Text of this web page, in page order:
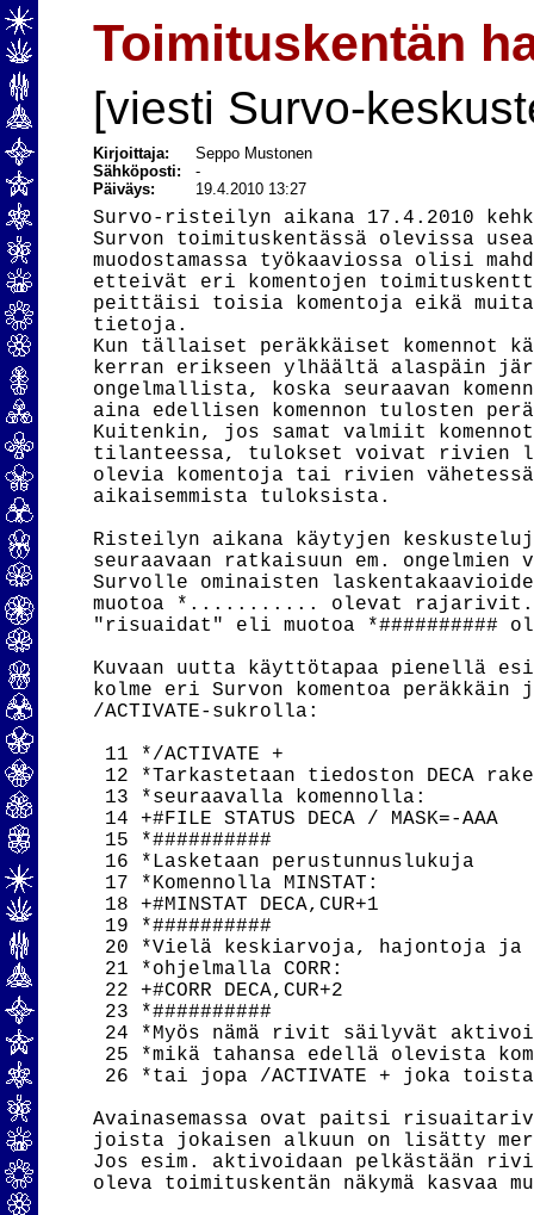
Toimituskentän
[viesti Survo-
Kirjoittaja:
Seppo Mustonen
Sähköposti:-
Päiväys:
19.4.2010 13:27
Survo-risteilyn aikana 17.4.2010
Survon toimituskentässä olevissa
muodostamassa työkaaviossa olisi
etteivät eri komentojen
peittäisi toisia komentoja eikä
tietoja.
Kun tällaiset peräkkäiset komennot
kerran erikseen ylhäältä alaspäin
ongelmallista, koska seuraavan
aina edellisen komennon tulosten
Kuitenkin, jos samat valmiit
tilanteessa, tulokset voivat rivien
olevia komentoja tai rivien
aikaisemmista tuloksista.
Risteilyn aikana käytyjen
seuraavaan ratkaisuun em.
Survolle ominaisten
muotoa *........... olevat rajarivit.
"risuaidat" eli muotoa *##########
Kuvaan uutta käyttötapaa pienellä
kolme eri Survon komentoa
/ACTIVATE-sukrolla:
11 */ACTIVATE +
12 *Tarkastetaan tiedoston DECA
13 *seuraavalla komennolla:
14 +#FILE STATUS DECA / MASK=-AAA
15 *##########
16 *Lasketaan perustunnuslukuja
17 *Komennolla MINSTAT:
18 +#MINSTAT DECA,CUR+1
19 *##########
20 *Vielä keskiarvoja, hajontoja ja
21 *ohjelmalla CORR:
22 +#CORR DECA,CUR+2
23 *##########
24 *Myös nämä rivit säilyvät
25 *mikä tahansa edellä olevista
26 *tai jopa /ACTIVATE + joka
Avainasemassa ovat paitsi
joista jokaisen alkuun on lisätty
Jos esim. aktivoidaan pelkästään
oleva toimituskentän näkymä kasvaa